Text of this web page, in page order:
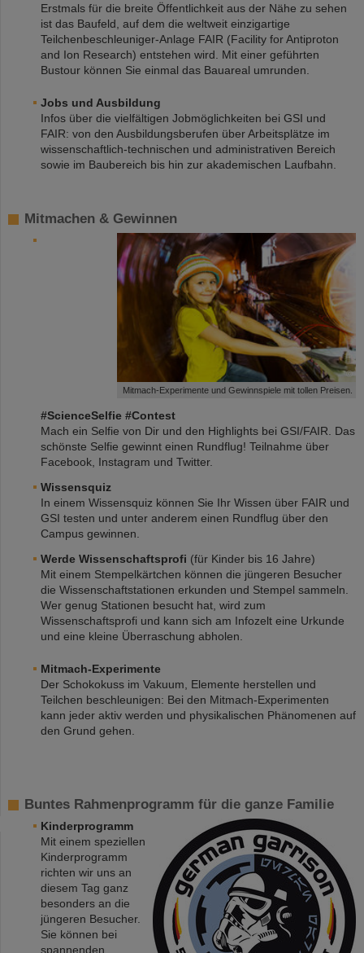
Erstmals für die breite Öffentlichkeit aus der Nähe zu sehen
ist das Baufeld, auf dem die weltweit einzigartige
Teilchenbeschleuniger-Anlage FAIR (Facility for Antiproton
and Ion Research) entstehen wird. Mit einer geführten
Bustour können Sie einmal das Bauareal umrunden.
Jobs und Ausbildung
Infos über die vielfältigen Jobmöglichkeiten bei GSI und
FAIR: von den Ausbildungsberufen über Arbeitsplätze im
wissenschaftlich-technischen und administrativen Bereich
sowie im Baubereich bis hin zur akademischen Laufbahn.
Mitmachen & Gewinnen
©
Mitmach-Experimente und Gewinnspiele mit tollen Preisen.
#ScienceSelfie #Contest
Mach ein Selfie von Dir und den Highlights bei GSI/FAIR. Das
schönste Selfie gewinnt einen Rundflug! Teilnahme über
Facebook, Instagram und Twitter.
Wissensquiz
In einem Wissensquiz können Sie Ihr Wissen über FAIR und
GSI testen und unter anderem einen Rundflug über den
Campus gewinnen.
Werde Wissenschaftsprofi (für Kinder bis 16 Jahre)
Mit einem Stempelkärtchen können die jüngeren Besucher
die Wissenschaftstationen erkunden und Stempel sammeln.
Wer genug Stationen besucht hat, wird zum
Wissenschaftsprofi und kann sich am Infozelt eine Urkunde
und eine kleine Überraschung abholen.
Mitmach-Experimente
Der Schokokuss im Vakuum, Elemente herstellen und
Teilchen beschleunigen: Bei den Mitmach-Experimenten
kann jeder aktiv werden und physikalischen Phänomenen auf
den Grund gehen.
Buntes Rahmenprogramm für die ganze Familie
Kinderprogramm
Mit einem speziellen
Kinderprogramm
richten wir uns an
diesem Tag ganz
besonders an die
jüngeren Besucher.
Sie können bei
spannenden